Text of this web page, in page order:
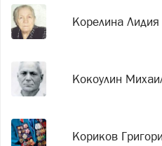
Корелина
Кокоулин
Кориков